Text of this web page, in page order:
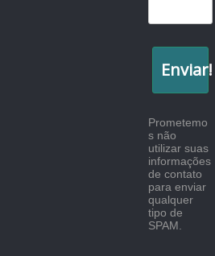
Enviar!
Prometemo
s não
utilizar suas
informações
de contato
para enviar
qualquer
tipo de
SPAM.